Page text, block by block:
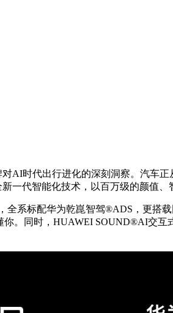
AI时代出行进化的深刻洞察。汽车
一代智能化技术，以百万级的颜值、
全系标配华为乾崑智驾®️ADS，更搭
。同时，HUAWEI SOUND®️AI交